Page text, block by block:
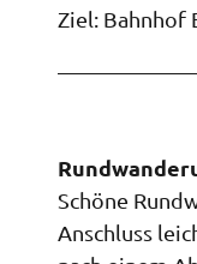
Ziel: Bahnhof
Schöne
Anschluss